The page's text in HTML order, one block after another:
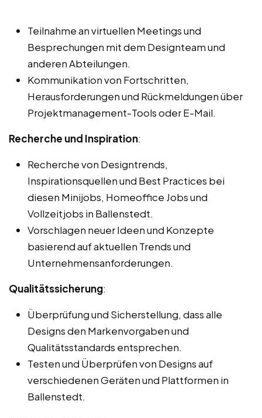
Teilnahme an virtuellen Meetings und
Besprechungen mit dem Designteam und
anderen Abteilungen.
Kommunikation von Fortschritten,
Herausforderungen und Rückmeldungen über
Projektmanagement-Tools oder E-Mail.
Recherche und Inspiration:
Recherche von Designtrends,
Inspirationsquellen und Best Practices bei
diesen Minijobs, Homeoffice Jobs und
Vollzeitjobs in Ballenstedt.
Vorschlagen neuer Ideen und Konzepte
basierend auf aktuellen Trends und
Unternehmensanforderungen.
Qualitätssicherung:
Überprüfung und Sicherstellung, dass alle
Designs den Markenvorgaben und
Qualitätsstandards entsprechen.
Testen und Überprüfen von Designs auf
verschiedenen Geräten und Plattformen in
Ballenstedt.